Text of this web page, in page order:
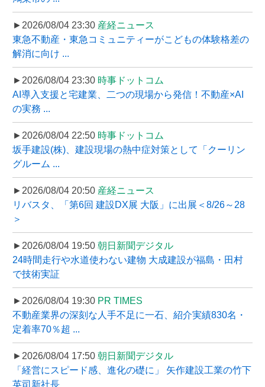
►2026/08/04 23:30 産経ニュース
東急不動産・東急コミュニティーがこどもの体験格差の
解消に向け ...
►2026/08/04 23:30 時事ドットコム
AI導入支援と宅建業、二つの現場から発信！不動産×AI
の実務 ...
►2026/08/04 22:50 時事ドットコム
坂手建設(株)、建設現場の熱中症対策として「クーリン
グルーム ...
►2026/08/04 20:50 産経ニュース
リバスタ、「第6回 建設DX展 大阪」に出展＜8/26～28
＞
►2026/08/04 19:50 朝日新聞デジタル
24時間走行や水道使わない建物 大成建設が福島・田村
で技術実証
►2026/08/04 19:30 PR TIMES
不動産業界の深刻な人手不足に一石、紹介実績830名・
定着率70％超 ...
►2026/08/04 17:50 朝日新聞デジタル
「経営にスピード感、進化の礎に」 矢作建設工業の竹下
英司新社長